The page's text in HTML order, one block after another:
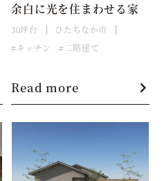
余白に光を住まわせる家
30坪台
ひたちなか市
キッチン
二階建て
Read more